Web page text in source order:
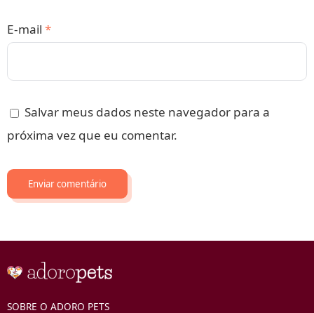
E-mail *
Salvar meus dados neste navegador para a
próxima vez que eu comentar.
SOBRE O ADORO PETS